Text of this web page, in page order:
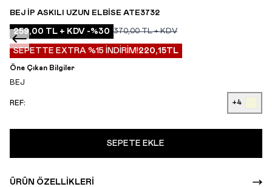
BEJ İP ASKILI UZUN ELBISE ATE3732
259,00 TL + KDV -%30 370,00TL + KDV
SEPETTE EXTRA %15 İNDİRİM!220,15TL
Öne Çıkan Bilgiler
BEJ
REF: +4
SEPETE EKLE
ÜRÜN ÖZELLIKLERI